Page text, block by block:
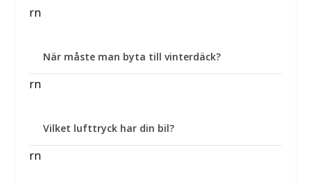
rn
När måste man byta till vinterdäck?
rn
Vilket lufttryck har din bil?
rn